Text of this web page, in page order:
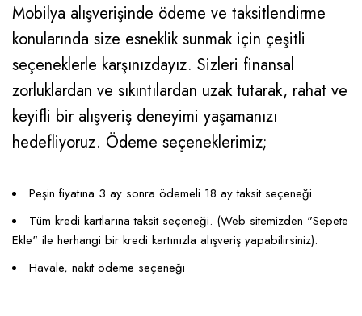
Mobilya alışverişinde ödeme ve taksitlendirme
konularında size esneklik sunmak için çeşitli
seçeneklerle karşınızdayız. Sizleri finansal
zorluklardan ve sıkıntılardan uzak tutarak, rahat ve
keyifli bir alışveriş deneyimi yaşamanızı
hedefliyoruz. Ödeme seçeneklerimiz;
Peşin fiyatına 3 ay sonra ödemeli 18 ay taksit seçeneği
Tüm kredi kartlarına taksit seçeneği. (Web sitemizden "Sepete
Ekle" ile herhangi bir kredi kartınızla alışveriş yapabilirsiniz).
Havale, nakit ödeme seçeneği